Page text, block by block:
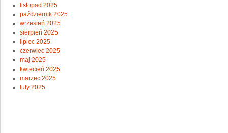
listopad 2025
październik 2025
wrzesień 2025
sierpień 2025
lipiec 2025
czerwiec 2025
maj 2025
kwiecień 2025
marzec 2025
luty 2025